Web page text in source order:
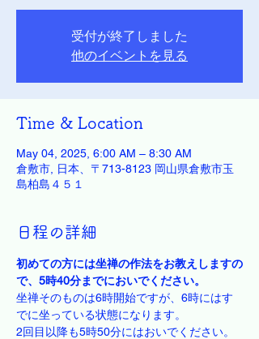
受付が終了しました
他のイベントを見る
Time & Location
May 04, 2025, 6:00 AM – 8:30 AM
倉敷市, 日本、〒713-8123 岡山県倉敷市玉
島柏島４５１
日程の詳細
初めての方には坐禅の作法をお教えしますの
で、5時40分までにおいでください。
坐禅そのものは6時開始ですが、6時にはす
でに坐っている状態になります。
2回目以降も5時50分にはおいでください。